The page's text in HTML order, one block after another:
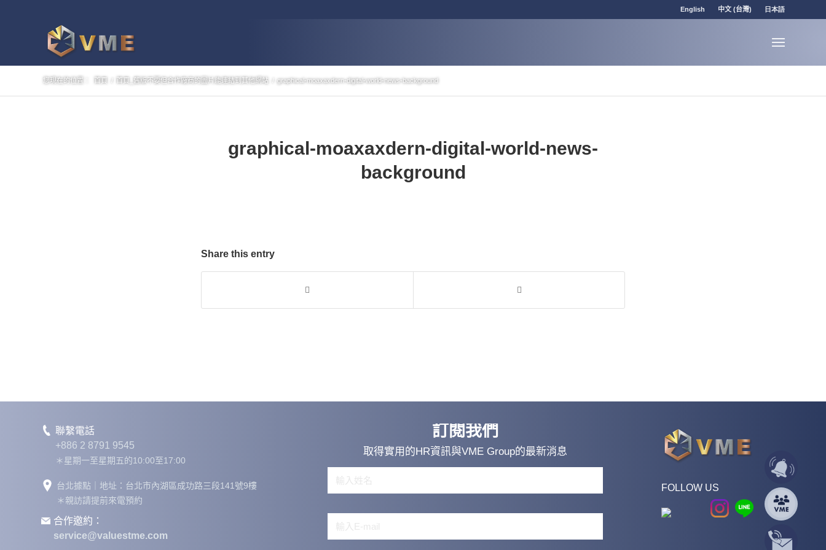
English 中文 (台灣) 日本語
您現在的位置： 首頁 首頁_舊版不要但合作廠商的圖片能連結到其他網站 graphical-moaxaxdern-digital-world-news-background
graphical-moaxaxdern-digital-world-news-
background
Share this entry
聯繫電話
+886 2 8791 9545
＊星期一至星期五的10:00至17:00
台北據點｜地址：台北市內湖區成功路三段141號9樓
＊親訪請提前來電預約
合作邀約：
service@valuestme.com
訂閱我們
取得實用的HR資訊與VME Group的最新消息
FOLLOW US